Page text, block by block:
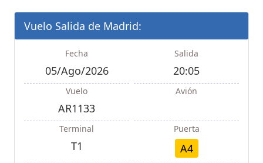
Vuelo Salida de Madrid:
Fecha
05/Ago/2026
Salida
20:05
Vuelo
AR1133
Avión
Terminal
T1
Puerta
A4